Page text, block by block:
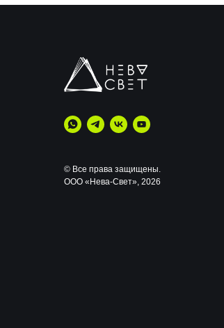
© Все права защищены.
ООО «Нева-Свет», 2026